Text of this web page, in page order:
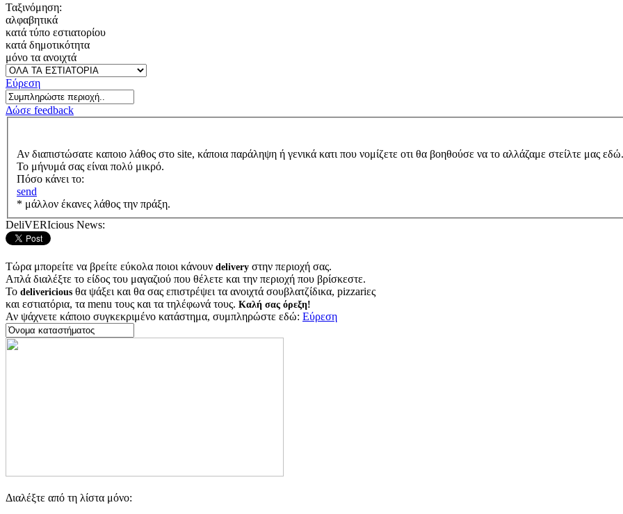
Ταξινόμηση:
αλφαβητικά
κατά τύπο εστιατορίου
κατά δημοτικότητα
μόνο τα ανοιχτά
Εύρεση
Δώσε feedback
Αν διαπιστώσατε καποιο λάθος στο site, κάποια παράληψη ή γενικά κατι που νομίζετε οτι θα βοηθούσε να το αλλάζαμε στείλτε μας
Το μήνυμά σας είναι πολύ μικρό.
Πόσο κάνει το:
send
* μάλλον έκανες λάθος την πράξη.
DeliVERIcious News:
Τώρα μπορείτε να βρείτε εύκολα ποιοι κάνουν delivery στην περιοχή σας.
Απλά διαλέξτε το είδος του μαγαζιού που θέλετε και την περιοχή που βρίσκεστε.
Το delivericious θα ψάξει και θα σας επιστρέψει τα ανοιχτά σουβλατζίδικα, pizzariες
και εστιατόρια, τα menu τους και τα τηλέφωνά τους. Καλή σας όρεξη!
Αν ψάχνετε κάποιο συγκεκριμένο κατάστημα, συμπληρώστε εδώ: Εύρεση
Διαλέξτε από τη λίστα μόνο: